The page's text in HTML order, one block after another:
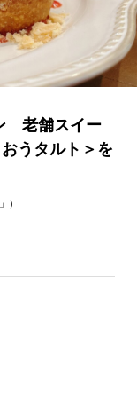
老舗スイー
うタルト＞を
）